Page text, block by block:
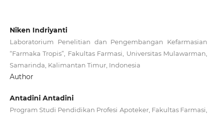
Niken Indriyanti
Laboratorium Penelitian dan Pengembangan Kefarmasian
“Farmaka Tropis”, Fakultas Farmasi, Universitas Mulawarman,
Samarinda, Kalimantan Timur, Indonesia
Author
Antadini Antadini
Program Studi Pendidikan Profesi Apoteker, Fakultas Farmasi,